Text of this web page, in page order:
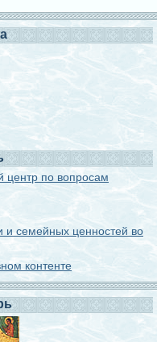
центр по вопросам
семейных ценностей во
контенте